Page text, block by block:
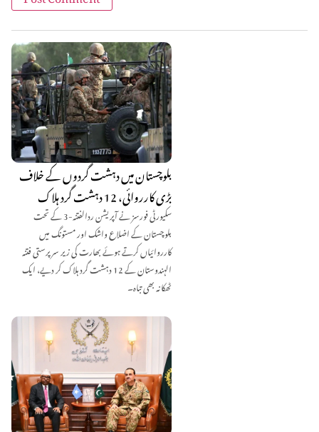
بلوچستان میں دہشت گردوں کے خلاف
بڑی کارروائی، 12 دہشت گرد ہلاک
سکیورٹی فورسز نے آپریشن ردالفتنہ-3 کے تحت
بلوچستان کے اضلاع واشک اور مستونگ میں
کارروائیاں کرتے ہوئے بھارت کی زیر سرپرستی فتنہ
الہندوستان کے 12 دہشت گرد ہلاک کر دیے، ایک
ٹھکانہ بھی تباہ۔